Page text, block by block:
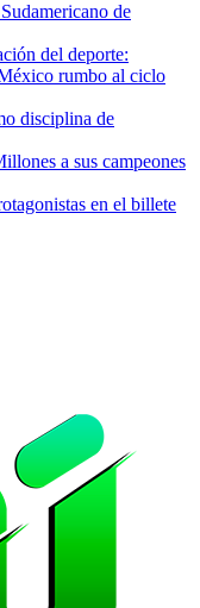
de
del deporte:
rumbo al ciclo
disciplina de
a sus campeones
en el billete